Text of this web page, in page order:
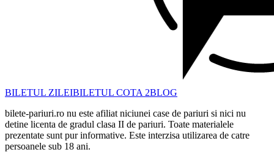
BILETUL ZILEIBILETUL COTA 2BLOG
bilete-pariuri.ro nu este afiliat niciunei case de pariuri si nici nu
detine licenta de gradul clasa II de pariuri. Toate materialele
prezentate sunt pur informative. Este interzisa utilizarea de catre
persoanele sub 18 ani.